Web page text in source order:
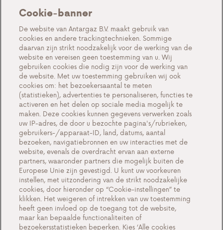
Gas in tanks
Over ons
Acties
Events
Werken bij Antargaz
Veelgestelde vragen
Contact
Cookie-instellingen
Cookiebeleid
Privacyverklaring
Contact
Belangrijke documenten
Cookie-banner
De website van Antargaz B.V. maakt gebruik van
cookies en andere trackingtechnieken. Sommige
daarvan zijn strikt noodzakelijk voor de werking van de
website en vereisen geen toestemming van u. Wij
gebruiken cookies die nodig zijn voor de werking van
de website. Met uw toestemming gebruiken wij ook
cookies om: het bezoekersaantal te meten
(statistieken), advertenties te personaliseren, functies te
activeren en het delen op sociale media mogelijk te
maken. Deze cookies kunnen gegevens verwerken zoals
uw IP-adres, de door u bezochte pagina's/rubrieken,
gebruikers-/apparaat-ID, land, datums, aantal
bezoeken, navigatiebronnen en uw interacties met de
website, evenals de overdracht ervan aan externe
partners, waaronder partners die mogelijk buiten de
Europese Unie zijn gevestigd. U kunt uw voorkeuren
instellen, met uitzondering van de strikt noodzakelijke
cookies, door hieronder op “Cookie-instellingen” te
klikken. Het weigeren of intrekken van uw toestemming
heeft geen invloed op de toegang tot de website,
maar kan bepaalde functionaliteiten of
bezoekersstatistieken beperken. Kies ‘Alle cookies